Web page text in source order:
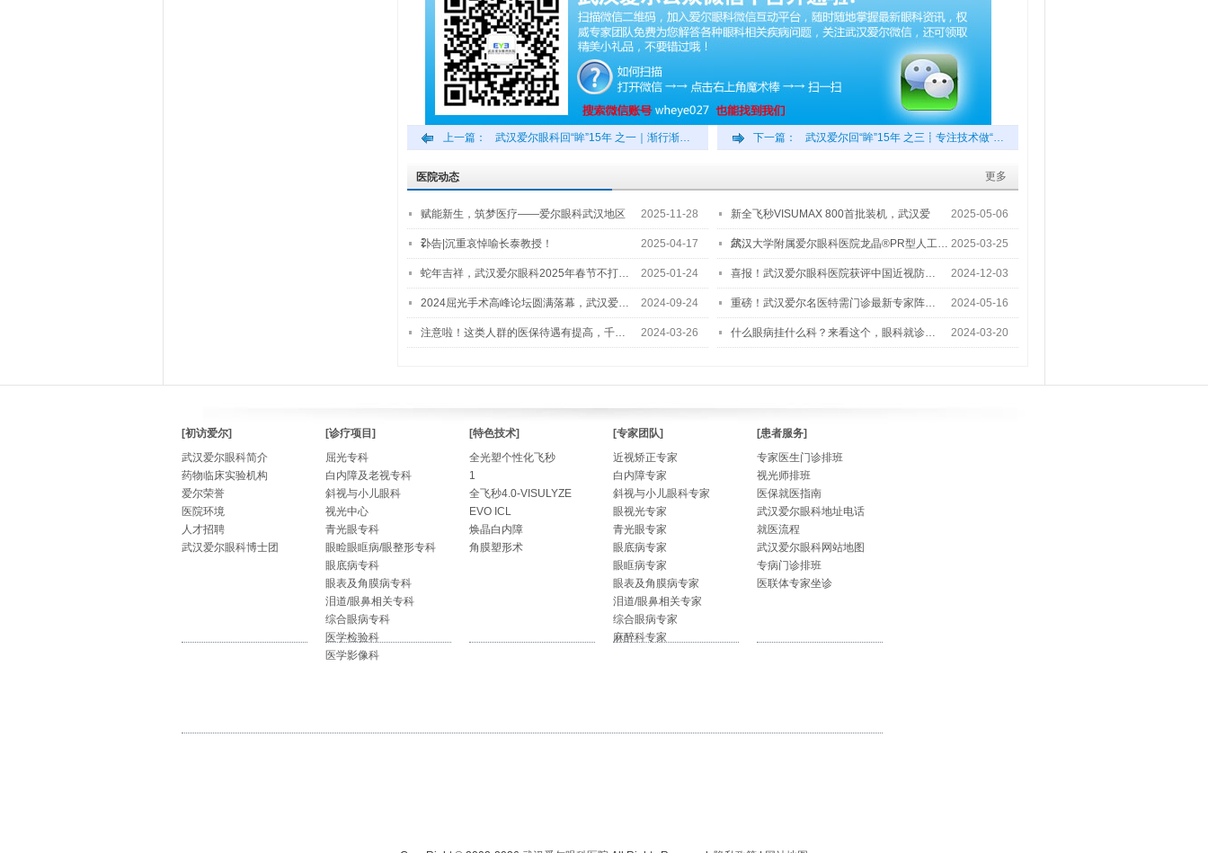
上一篇： 武汉爱尔眼科回“眸”15年 之一｜渐行渐… 下一篇： 武汉爱尔回“眸”15年 之三┋专注技术做“…
更多
医院动态
赋能新生，筑梦医疗——爱尔眼科武汉地区
2…
2025-11-28 新全飞秒VISUMAX 800首批装机，武汉爱
尔…
2025-05-06
讣告|沉重哀悼喻长泰教授！ 2025-04-17 武汉大学附属爱尔眼科医院龙晶®PR型人工… 2025-03-25
蛇年吉祥，武汉爱尔眼科2025年春节不打… 2025-01-24 喜报！武汉爱尔眼科医院获评中国近视防… 2024-12-03
2024屈光手术高峰论坛圆满落幕，武汉爱… 2024-09-24 重磅！武汉爱尔名医特需门诊最新专家阵… 2024-05-16
注意啦！这类人群的医保待遇有提高，千… 2024-03-26 什么眼病挂什么科？来看这个，眼科就诊… 2024-03-20
[初访爱尔]
武汉爱尔眼科简介
药物临床实验机构
爱尔荣誉
医院环境
人才招聘
武汉爱尔眼科博士团
[诊疗项目]
屈光专科
白内障及老视专科
斜视与小儿眼科
视光中心
青光眼专科
眼睑眼眶病/眼整形专科
眼底病专科
眼表及角膜病专科
泪道/眼鼻相关专科
综合眼病专科
医学检验科
医学影像科
[特色技术]
全光塑个性化飞秒
1
全飞秒4.0-VISULYZE
EVO ICL
焕晶白内障
角膜塑形术
[专家团队]
近视矫正专家
白内障专家
斜视与小儿眼科专家
眼视光专家
青光眼专家
眼底病专家
眼眶病专家
眼表及角膜病专家
泪道/眼鼻相关专家
综合眼病专家
麻醉科专家
[患者服务]
专家医生门诊排班
视光师排班
医保就医指南
武汉爱尔眼科地址电话
就医流程
武汉爱尔眼科网站地图
专病门诊排班
医联体专家坐诊